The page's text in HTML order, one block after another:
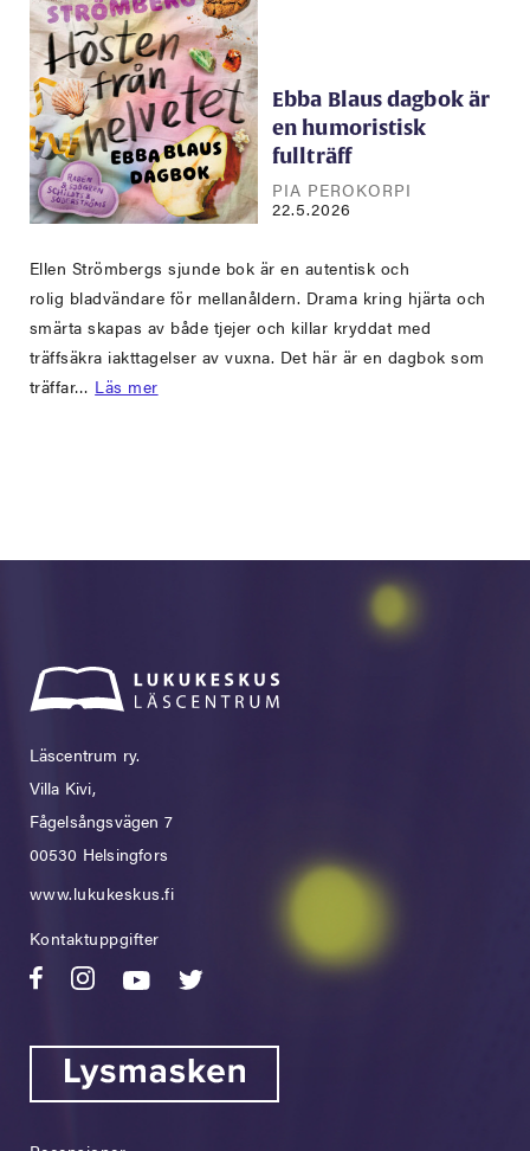
Ebba Blaus dagbok är
en humoristisk
fullträff
PIA PEROKORPI
22.5.2026
Ellen Strömbergs sjunde bok är en autentisk och
rolig bladvändare för mellanåldern. Drama kring hjärta och
smärta skapas av både tjejer och killar kryddat med
träffsäkra iakttagelser av vuxna. Det här är en dagbok som
träffar… Läs mer
Läscentrum ry.
Villa Kivi,
Fågelsångsvägen 7
00530 Helsingfors
www.lukukeskus.fi
Kontaktuppgifter